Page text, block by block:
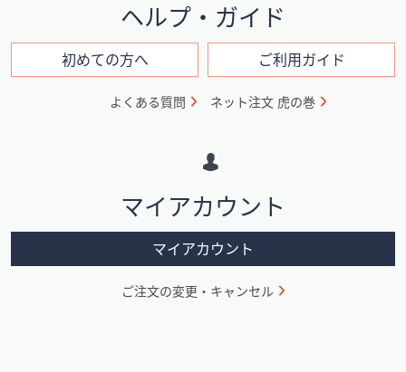
ン
ン
ヘルプ・ガイド
初めての方へ ご利用ガイド
よくある質問 ネット注文 虎の巻
マイアカウント
マイアカウント
ご注文の変更・キャンセル